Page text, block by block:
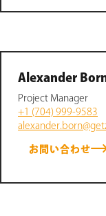
Alexander
Project Manager
+1 (704) 999-9583
お問い合わせ